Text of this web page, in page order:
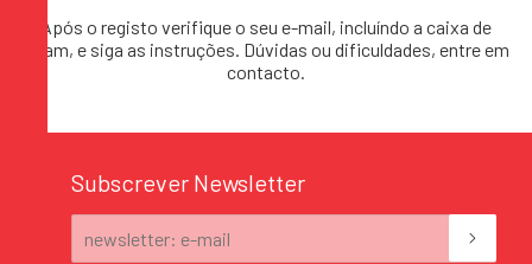
Após o registo verifique o seu e-mail, incluíndo a caixa de
spam, e siga as instruções. Dúvidas ou dificuldades, entre em
contacto.
Subscrever Newsletter